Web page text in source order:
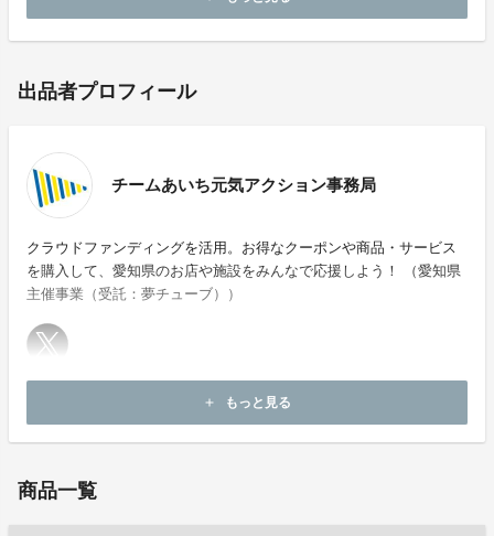
出品者プロフィール
チームあいち元気アクション事務局
クラウドファンディングを活用。お得なクーポンや商品・サービス
を購入して、愛知県のお店や施設をみんなで応援しよう！ （愛知県
主催事業（受託：夢チューブ））
add もっと見る
商品一覧